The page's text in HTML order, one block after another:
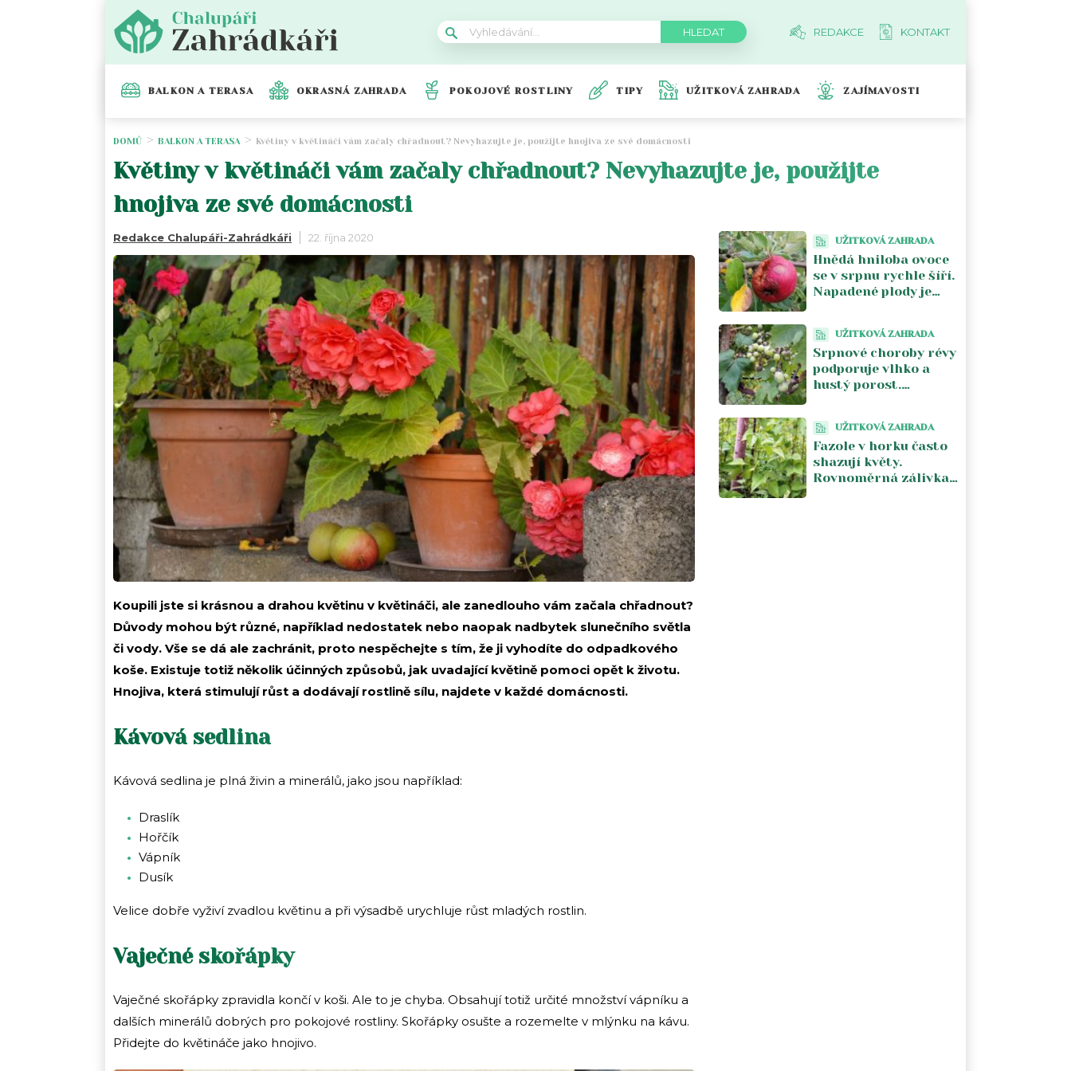
REDAKCE KONTAKT
BALKON A TERASA OKRASNÁ ZAHRADA POKOJOVÉ ROSTLINY TIPY UŽITKOVÁ ZAHRADA ZAJÍMAVOSTI
DOMŮ BALKON A TERASA Květiny v květináči vám začaly chřadnout? Nevyhazujte je, použijte hnojiva ze své domácnosti
Květiny v květináči vám začaly chřadnout? Nevyhazujte je, použijte
hnojiva ze své domácnosti
Redakce Chalupáři-Zahrádkáři 22. října 2020
Koupili jste si krásnou a drahou květinu v květináči, ale zanedlouho vám začala chřadnout?
Důvody mohou být různé, například nedostatek nebo naopak nadbytek slunečního světla
či vody. Vše se dá ale zachránit, proto nespěchejte s tím, že ji vyhodíte do odpadkového
koše. Existuje totiž několik účinných způsobů, jak uvadající květině pomoci opět k životu.
Hnojiva, která stimulují růst a dodávají rostlině sílu, najdete v každé domácnosti.
Kávová sedlina
Kávová sedlina je plná živin a minerálů, jako jsou například:
Draslík
Hořčík
Vápník
Dusík
Velice dobře vyživí zvadlou květinu a při výsadbě urychluje růst mladých rostlin.
Vaječné skořápky
Vaječné skořápky zpravidla končí v koši. Ale to je chyba. Obsahují totiž určité množství vápníku a
dalších minerálů dobrých pro pokojové rostliny. Skořápky osušte a rozemelte v mlýnku na kávu.
Přidejte do květináče jako hnojivo.
UŽITKOVÁ ZAHRADA
Hnědá hniloba ovoce
se v srpnu rychle šíří.
Napadené plody je
UŽITKOVÁ ZAHRADA
Srpnové choroby révy
podporuje vlhko a
hustý porost.
napadených částí
UŽITKOVÁ ZAHRADA
Fazole v horku často
shazují květy.
Rovnoměrná zálivka